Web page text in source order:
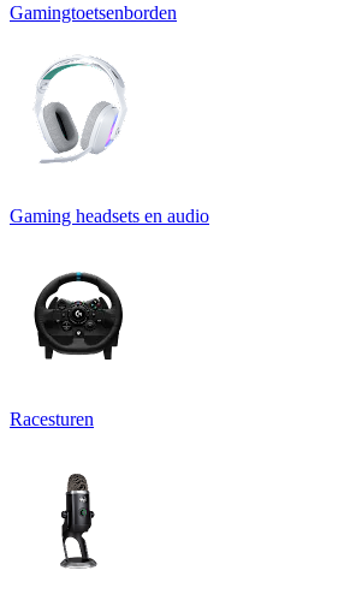
Gamingtoetsenborden
Gaming headsets en audio
Racesturen